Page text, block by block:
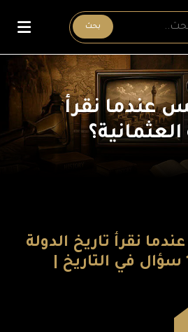
بحث
عندما نقرأ
العثمانية؟
نقرأ تاريخ الدولة
العثمانية؟| 100 سؤال في التاريخ |